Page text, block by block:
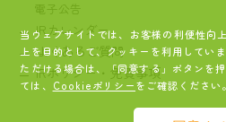
当ウェブサイトでは、お客様の利便性向
上を目的として、クッキーを利用してい
ただける場合は、「同意する」ボタンを
ては、 Cookieポリシーをご確認ください。
電子公告
IRカレンダー
よくあるご質問
IRポリシー・免責事項